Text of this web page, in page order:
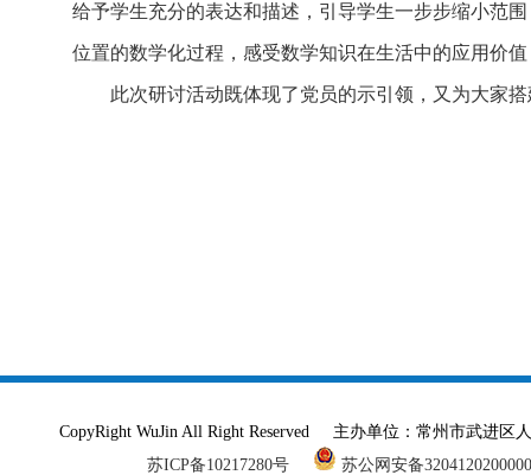
给予学生充分的表达和描述，引导学生一步步缩小范
位置的数学化过程，感受数学知识在生活中的应用价
此次研讨活动既体现了党员的示引领，又为大家
CopyRight WuJin All Right Reserved 主办单位：常州市武进
苏ICP备10217280号
苏公网安备